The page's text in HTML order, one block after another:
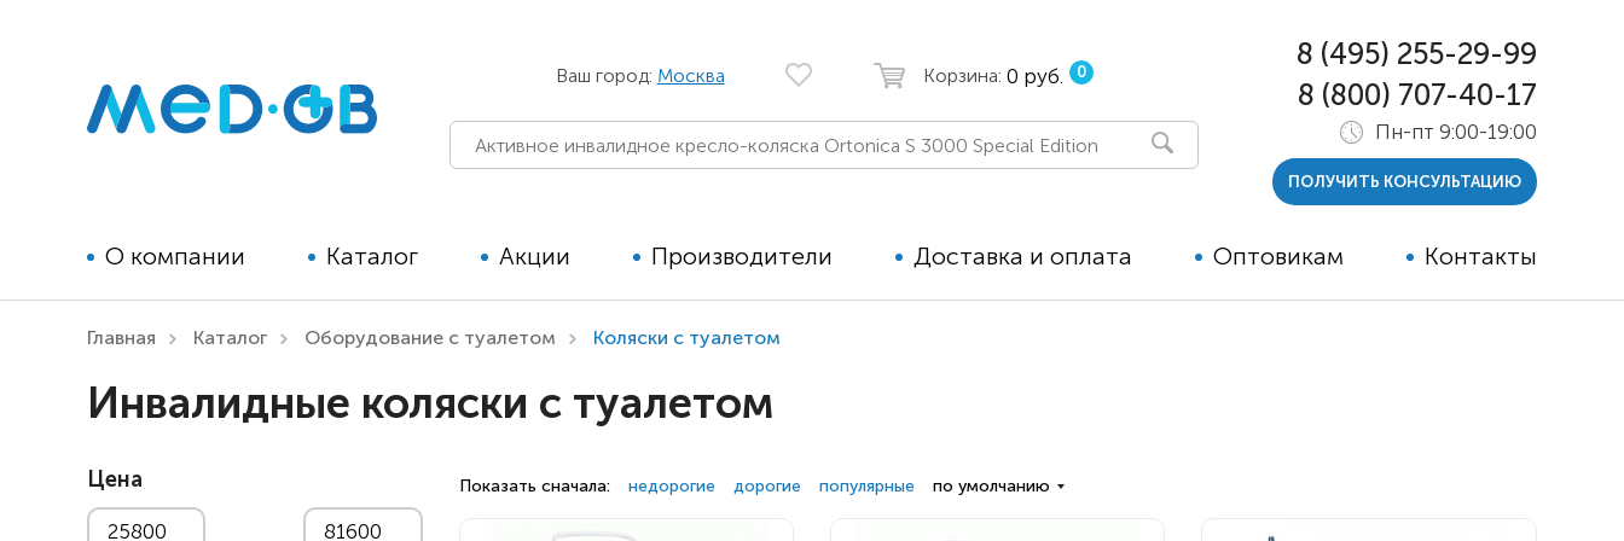
Ваш город: Москва Корзина: 0 руб. 0
О компании Каталог
реабилитации для детей
реабилитации для взрослых
Коляски для детей с ДЦП
типа
для детей
Акции Производители Доставка и оплата Оптовикам Контакты
8 (495) 255-29-99
8 (800) 707-40-17
Пн-пт 9:00-19:00
ПОЛУЧИТЬ КОНСУЛЬТАЦИЮ
Главная Каталог Оборудование с туалетом Коляски с туалетом
Инвалидные коляски с туалетом
Цена Показать сначала: недорогие дорогие популярные по умолчанию